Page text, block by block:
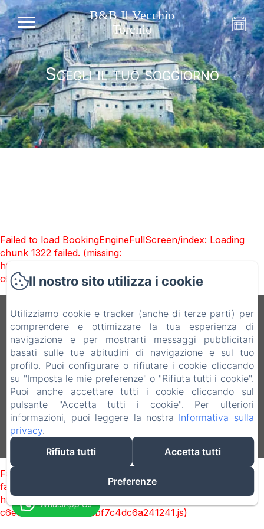
B&B Il Vecchio
Torchio
Scegli il tuo soggiorno
Failed to load BookingEngineFullScreen/index: Loading
chunk 1322 failed. (missing:
https://d1cmur5l0xva3h.cloudfront.net/packs/1322-
c6e932f9d3d27b65-1bf7c4dc6a241241.js)
B&B Vecchio Torchio
Informativa Privacy Note legali
Informazioni sui cookie
Via Vittorio Emanuele 28, Bard, 11020, Italia
info@vecchiotorchio.com
3478743254
0125809860
Funziona con Amenitiz
Failed to load BookingEngine/index: Loading chunk 1322
failed. (missing:
https://d1cmur5l0xva3h.cloudfront.net/packs/1322-
c6e932f9d3d27b65-1bf7c4dc6a241241.js)
Il nostro sito utilizza i cookie
Utilizziamo cookie e tracker (anche di terze parti) per
comprendere e ottimizzare la tua esperienza di
navigazione e per mostrarti messaggi pubblicitari
basati sulle tue abitudini di navigazione e sul tuo
profilo. Puoi configurare o rifiutare i cookie cliccando
su "Imposta le mie preferenze" o "Rifiuta tutti i cookie".
Puoi anche accettare tutti i cookie cliccando sul
pulsante "Accetta tutti i cookie". Per ulteriori
informazioni, puoi leggere la nostra Informativa sulla
privacy.
Rifiuta tutti
Accetta tutti
Preferenze
WhatsApp Us